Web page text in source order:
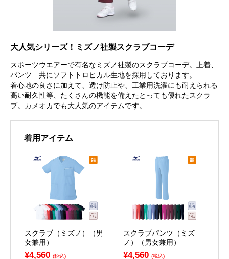
大人気シリーズ！ミズノ社製スクラブコーデ
スポーツウエアーで有名なミズノ社製のスクラブコーデ。上着、
パンツ 共にソフトトロピカル生地を採用しております。
着心地の良さに加えて、透け防止や、工業用洗濯にも耐えられる
高い耐久性等、たくさんの機能を備えたとっても優れたスクラ
ブ。カメオカでも大人気のアイテムです。
着用アイテム
スクラブ（ミズノ）（男
女兼用）
¥4,560 (税込)
スクラブパンツ（ミズ
ノ）（男女兼用）
¥4,560 (税込)